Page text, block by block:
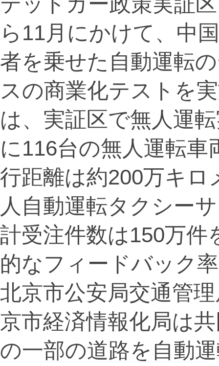
ら11月にかけて、中
者を乗せた自動運転
スの商業化テストを
は、実証区で無人運
に116台の無人運転
行距離は約200万キ
人自動運転タクシー
計受注件数は150万件
的なフィードバック
北京市公安局交通管
京市経済情報化局は
の一部の道路を自動